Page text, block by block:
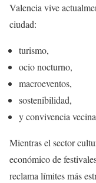
Valencia vive
ciudad:
turismo,
ocio nocturno,
macroeventos,
sostenibilidad,
y convivencia
Mientras el sector
económico de
reclama límites más